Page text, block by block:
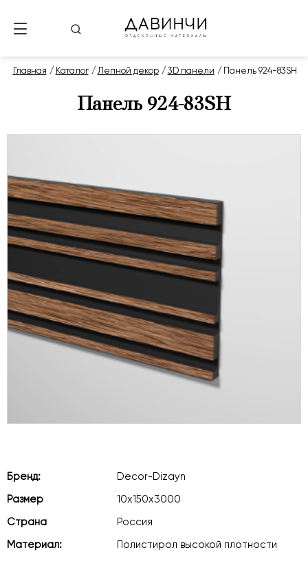
Главная Каталог Лепной декор 3D панели Панель 924-83SH
Панель 924-83SH
Бренд:
Decor-Dizayn
Размер
10х150х3000
Страна
Россия
Материал:
Полистирол высокой плотности